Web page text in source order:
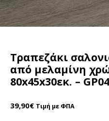
Τραπεζάκι
από μελαμίνη
80x45x30εκ. –
39,90€ Τιμή με ΦΠΑ